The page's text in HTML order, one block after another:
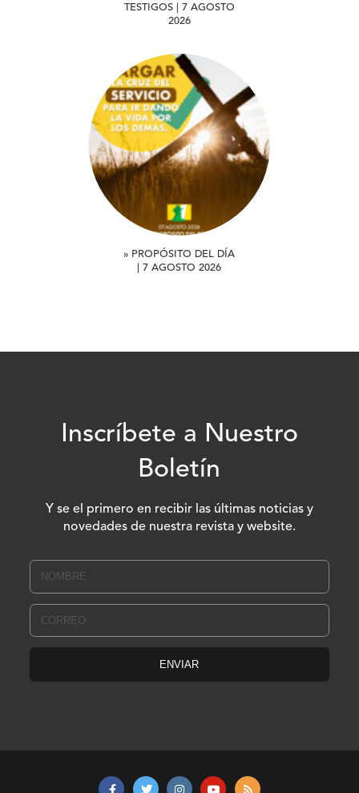
TESTIGOS | 7 AGOSTO
2026
» PROPÓSITO DEL DÍA
| 7 AGOSTO 2026
Inscríbete a Nuestro
Boletín
Y se el primero en recibir las últimas noticias y
novedades de nuestra revista y website.